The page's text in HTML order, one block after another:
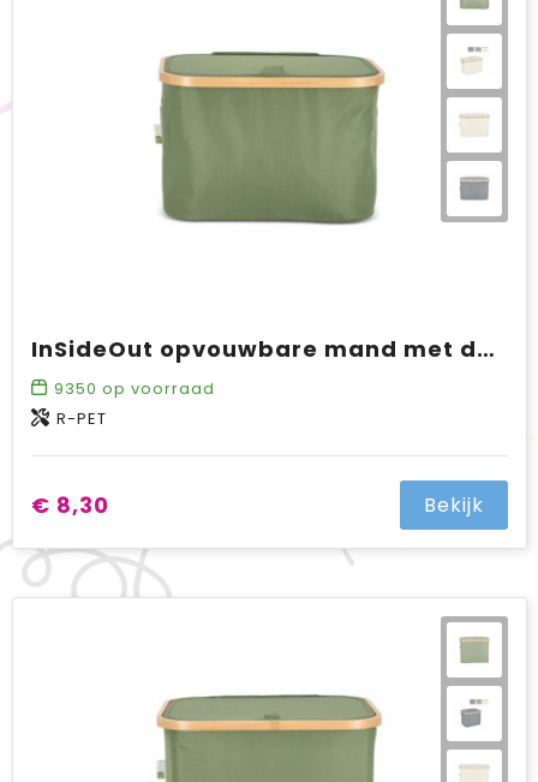
Brievenbuspakketten
InSideOut opvouwbare mand met deksel Sogne 38 x 26 x 25cm rPET
9350 op voorraad
R-PET
€ 8,30 Bekijk